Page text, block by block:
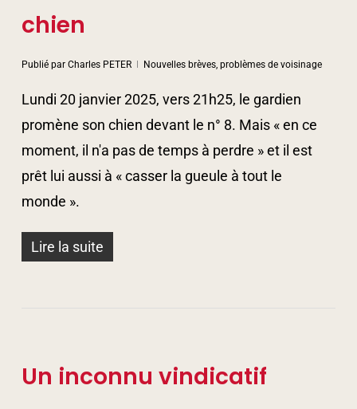
chien
Publié par Charles PETER Nouvelles brèves, problèmes de voisinage
Lundi 20 janvier 2025, vers 21h25, le gardien
promène son chien devant le n° 8. Mais « en ce
moment, il n'a pas de temps à perdre » et il est
prêt lui aussi à « casser la gueule à tout le
monde ».
Lire la suite
Un inconnu vindicatif